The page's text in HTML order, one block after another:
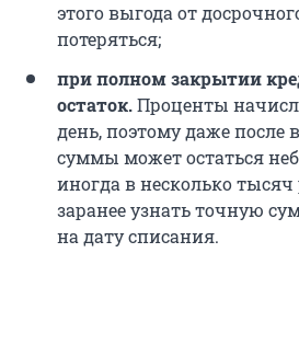
этого выгода от
потеряться;
при полном закрытии
остаток.Проценты
день, поэтому даже после
суммы может остаться
иногда в несколько
заранее узнать точную
на дату списания.